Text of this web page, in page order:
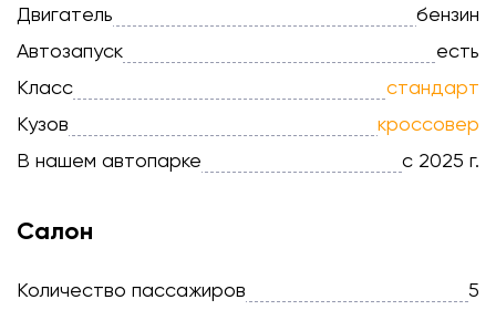
Двигатель
бензин
Автозапуск
есть
Класс
стандарт
Кузов
кроссовер
В нашем автопарке
с 2025 г.
Салон
Количество пассажиров
5